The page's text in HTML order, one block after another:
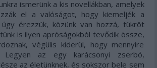
ismerünk a kis novellákban, amelyek
el a valóságot, hogy kiemeljék a
érezzük, közünk van hozzá, tükröt
is ilyen apróságokból tevődik össze,
végülis kiderül, hogy mennyire
az egy karácsonyi zserbó,
az életünknek, és sokszor bele sem